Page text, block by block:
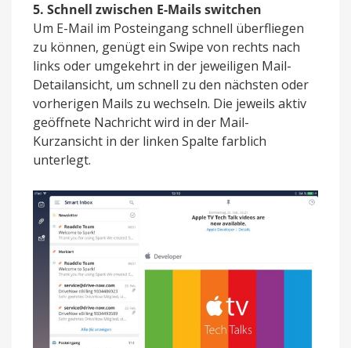
5. Schnell zwischen E-Mails switchen
Um E-Mail im Posteingang schnell überfliegen
zu können, genügt ein Swipe von rechts nach
links oder umgekehrt in der jeweiligen Mail-
Detailansicht, um schnell zu den nächsten oder
vorherigen Mails zu wechseln. Die jeweils aktiv
geöffnete Nachricht wird in der Mail-
Kurzansicht in der linken Spalte farblich
unterlegt.